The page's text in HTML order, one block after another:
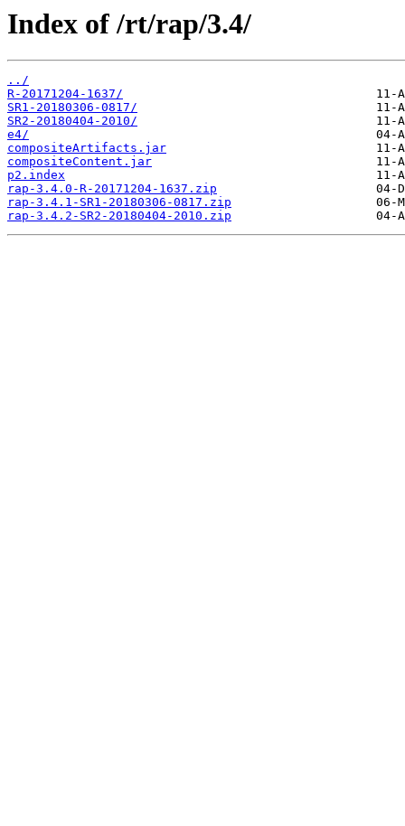
Index of /rt/rap/3.4/
../
R-20171204-1637/
SR1-20180306-0817/
SR2-20180404-2010/
e4/
compositeArtifacts.jar
compositeContent.jar
p2.index
rap-3.4.0-R-20171204-1637.zip
rap-3.4.1-SR1-20180306-0817.zip
rap-3.4.2-SR2-20180404-2010.zip